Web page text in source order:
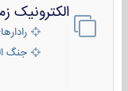
الکترونیک
جنگ